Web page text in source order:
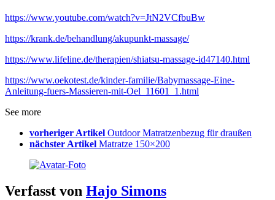
https://www.youtube.com/watch?v=JtN2VCfbuBw
https://krank.de/behandlung/akupunkt-massage/
https://www.lifeline.de/therapien/shiatsu-massage-id47140.html
https://www.oekotest.de/kinder-familie/Babymassage-Eine-
Anleitung-fuers-Massieren-mit-Oel_11601_1.html
See more
vorheriger Artikel Outdoor Matratzenbezug für draußen
nächster Artikel Matratze 150×200
Verfasst von Hajo Simons